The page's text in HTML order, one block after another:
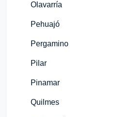
Olavarría
Pehuajó
Pergamino
Pilar
Pinamar
Quilmes